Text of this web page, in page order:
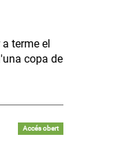
terme el
copa de
Accés obert